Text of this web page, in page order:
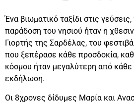
Ένα βιωματικό ταξίδι στις
παράδοση του νησιού ήταν η
Γιορτής της Σαρδέλας, του
που ξεπέρασε κάθε προσδοκία,
κόσμου ήταν μεγαλύτερη από
εκδήλωση.
Οι 8χρονες δίδυμες Μαρία και